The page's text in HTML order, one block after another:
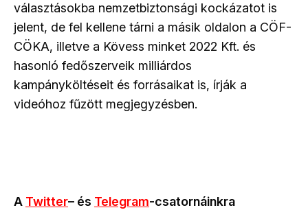
választásokba nemzetbiztonsági kockázatot is
jelent, de fel kellene tárni a másik oldalon a CÖF-
CÖKA, illetve a Kövess minket 2022 Kft. és
hasonló fedőszerveik milliárdos
kampányköltéseit és forrásaikat is, írják a
videóhoz fűzött megjegyzésben.
A Twitter– és Telegram-csatornáinkra